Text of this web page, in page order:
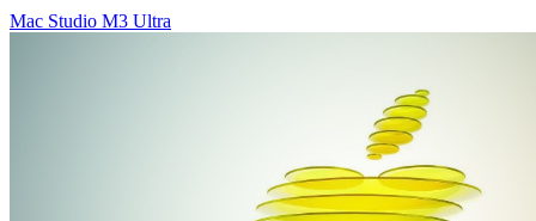
Mac Studio M3 Ultra